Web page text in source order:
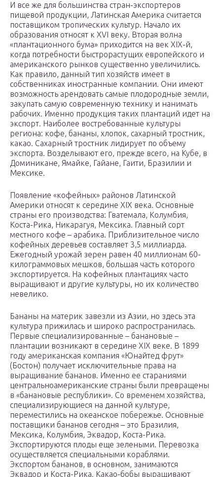
И все же для большинства стран-экспортеров
пищевой продукции, Латинская Америка считается
поставщиком тропических культур. Начало их
образования относят к XVI веку. Вторая волна
«плантационного бума» приходится на век XIX-й,
когда потребности быстрорастущих европейского и
американского рынков существенно увеличились.
Как правило, данный тип хозяйств имеет в
собственниках иностранные компании. Они имеют
возможность арендовать самые плодородные земли,
закупать самую современную технику и нанимать
рабочих. Именно продукция таких плантаций идет на
экспорт. Наиболее востребованные культуры
региона: кофе, бананы, хлопок, сахарный тростник,
какао. Сахарный тростник лидирует по объему
экспорта. Возделывают его, прежде всего, на Кубе, в
Доминикане, Ямайке, Гайане, Гаити, Бразилии и
Мексике.
Появление «кофейных» районов Латинской
Америки относят к середине XIX века. Основные
страны его производства: Гватемала, Колумбия,
Коста-Рика, Никарагуя, Мексика. Главный сорт
местного кофе – арабика. Приблизительное число
кофейных деревьев составляет 3,5 миллиарда.
Ежегодный урожай зерен равен 40 миллионам 60-
килограммовых мешков, большая часть которого
экспортируется. На кофейных плантациях часто
выращивают и другие культуры, но их количество
невелико.
Бананы на материк завезли из Азии, но здесь эта
культура прижилась и широко распространилась.
Первые специализированные – банановые –
плантации возникают в середине XIX веке. В 1899
году американская компания «Юнайтед фрут»
(Бостон) получает исключительные права на
выращивание бананов. Именно ее стараниями
центральноамериканские страны были превращены
в «банановые республики». Со временем хозяйства,
специализирующиеся на данной культуре,
переместились на океанское побережье. Основные
поставщики бананов сегодня – это Бразилия,
Мексика, Колумбия, Эквадор, Коста-Рика.
Экспортируются плоды еще зелеными. Перевозка
осуществляется специальными кораблями.
Экспортом бананов, в основном, занимаются
Эквадор и Коста-Рика. Какао-бобы выращивают